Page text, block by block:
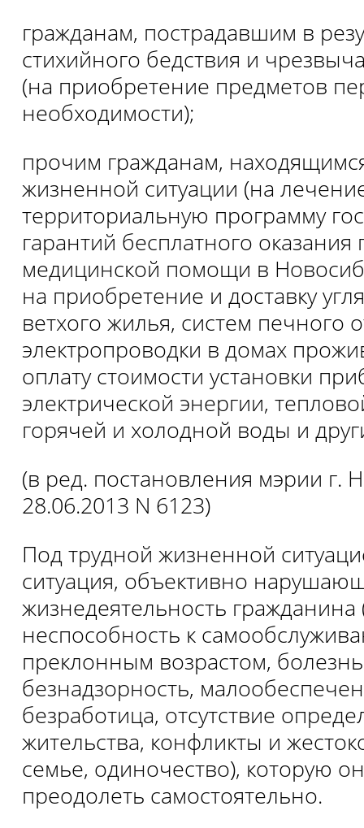
гражданам, пострадавшим в
стихийного бедствия и
(на приобретение предметов
необходимости);
прочим гражданам,
жизненной ситуации (на
территориальную программу
гарантий бесплатного
медицинской помощи в
на приобретение и доставку
ветхого жилья, систем печного
электропроводки в домах
оплату стоимости установки
электрической энергии,
горячей и холодной воды и
(в ред. постановления мэрии г.
28.06.2013 N 6123)
Под трудной жизненной
ситуация, объективно
жизнедеятельность гражданина
неспособность к
преклонным возрастом,
безнадзорность,
безработица, отсутствие
жительства, конфликты и
семье, одиночество), которую
преодолеть самостоятельно.